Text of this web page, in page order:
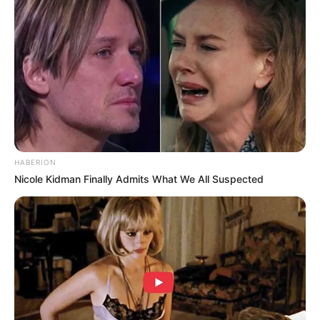
mis padres.
En el fondo, encontré un expediente de adopción
fechado cinco años antes de mi nacimiento.
Mi madre figuraba como la madre biológica.
Había una nota escrita a mano por ella.
En esa carta explicaba que, siendo joven y soltera, fue
obligada a entregar a su primera hija. Nunca le
olvidarla y no volver a hablar del tema.
Pero nunca la olvidó.
La verdad confirmada
Le envié todo a Helen.
Hicimos una prueba de ADN.
HABERION
Nicole Kidman Finally Admits What We All Suspected